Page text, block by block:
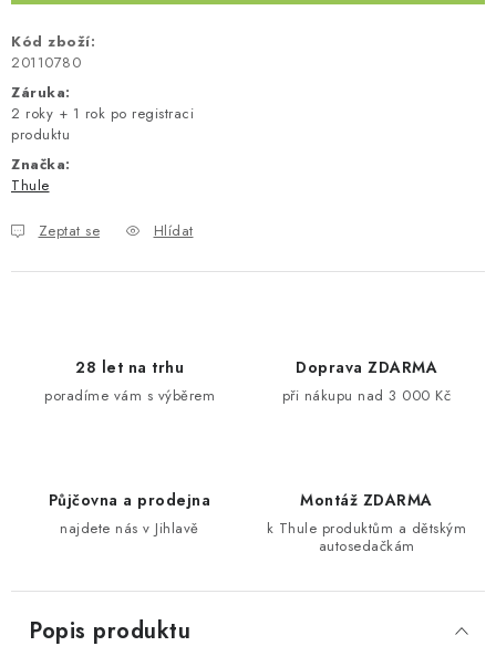
Kód zboží:
20110780
Záruka:
2 roky + 1 rok po registraci
produktu
Značka:
Thule
Zeptat se Hlídat
28 let na trhu
poradíme vám s výběrem
Doprava ZDARMA
při nákupu nad 3 000 Kč
Půjčovna a prodejna
najdete nás v Jihlavě
Montáž ZDARMA
k Thule produktům a dětským
autosedačkám
Popis produktu